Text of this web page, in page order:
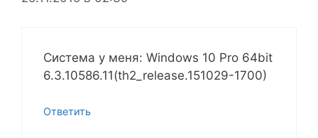
Система у меня: Windows 10 Pro 64bit
6.3.10586.11(th2_release.151029-1700)
Ответить